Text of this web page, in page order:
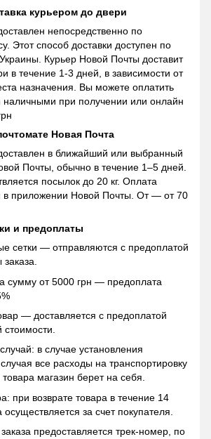
курьером до двери
непосредственно по
Этот способ доставки доступен по
Курьер Новой Почты доставит
в течение 1-3 дней, в зависимости от
назначения. Вы можете оплатить
наличными при получении или онлайн
Новая Почта
в ближайший или выбранный
Почты, обычно в течение 1–5 дней.
посылок до 20 кг. Оплата
в приложении Новой Почты. От — от 70
и предоплаты
сетки — отправляются с предоплатой
сумму от 5000 грн — предоплата
— доставляется с предоплатой
в случае установления
все расходы на транспортировку
товара магазин берет на себя.
при возврате товара в течение 14
осуществляется за счет покупателя.
предоставляется трек-номер, по